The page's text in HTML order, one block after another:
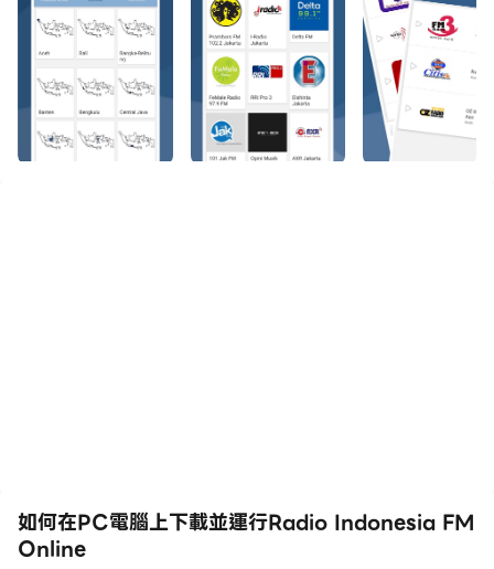
如何在PC電腦上下載並運行Radio Indonesia FM
Online